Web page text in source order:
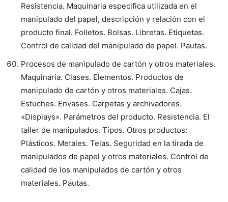
Resistencia. Maquinaria especifica utilizada en el
manipulado del papel, descripción y relación con el
producto final. Folletos. Bolsas. Libretas. Etiquetas.
Control de calidad del manipulado de papel. Pautas.
Procesos de manipulado de cartón y otros materiales.
Maquinaria. Clases. Elementos. Productos de
manipulado de cartón y otros materiales. Cajas.
Estuches. Envases. Carpetas y archivadores.
«Displays». Parámetros del producto. Resistencia. El
taller de manipulados. Tipos. Otros productos:
Plásticos. Metales. Telas. Seguridad en la tirada de
manipulados de papel y otros materiales. Control de
calidad de los manipulados de cartón y otros
materiales. Pautas.